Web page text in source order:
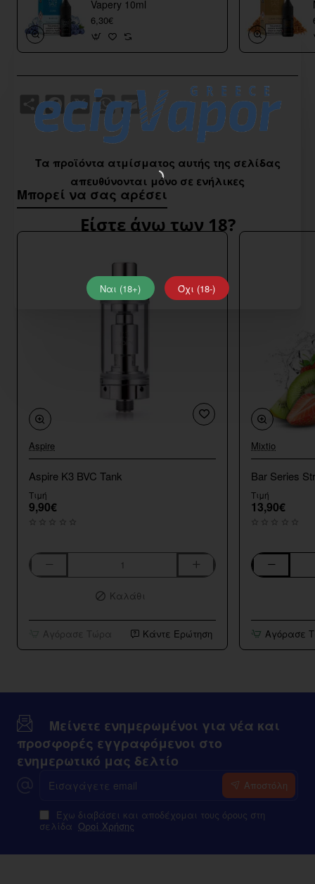
Τα προϊόντα ατμίσματος αυτής της σελίδας
απευθύνονται μόνο σε ενήλικες
Είστε άνω των 18?
Ναι (18+) Όχι (18-)
Vapery 10ml
6,30€
Share Facebook
X WhatsAppEmail
Μπορεί να σας αρέσει
Aspire
Aspire K3 BVC Tank
Τιμή
9,90€
Aspire
Καλάθι
Αγόρασε Τώρα Κάντε Ερώτηση
Mixtio
Bar Series
Τιμή
13,90€
Bar
10ml/120ml
Αγόρασε
Μείνετε ενημερωμένοι για νέα και
προσφορές εγγραφόμενοι στο
ενημερωτικό μας δελτίο
email
Αποστόλη
Έχω διαβάσει και αποδέχομαι τους όρους στη
σελίδα Οροί Χρήσης